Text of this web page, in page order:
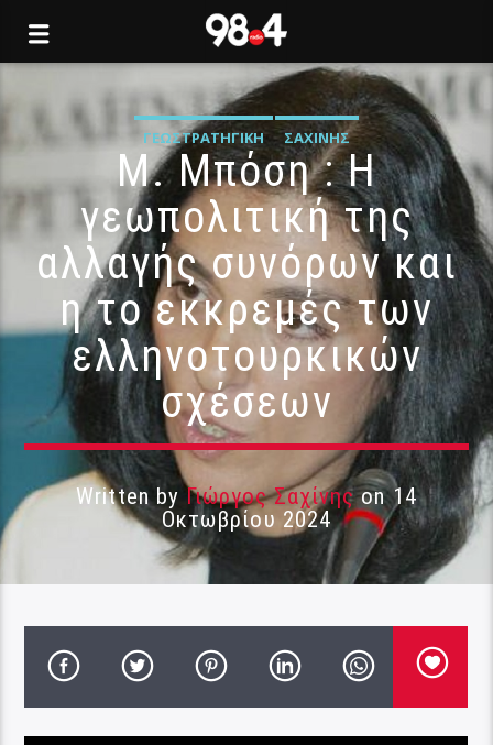
ΓΕΩΣΤΡΑΤΗΓΙΚΉ ΣΑΧΊΝΗΣ
Μ. Μπόση : Η
γεωπολιτική της
αλλαγής συνόρων και
η το εκκρεμές των
ελληνοτουρκικών
σχέσεων
Written byΓιώργος Σαχίνηςon 14
Οκτωβρίου 2024